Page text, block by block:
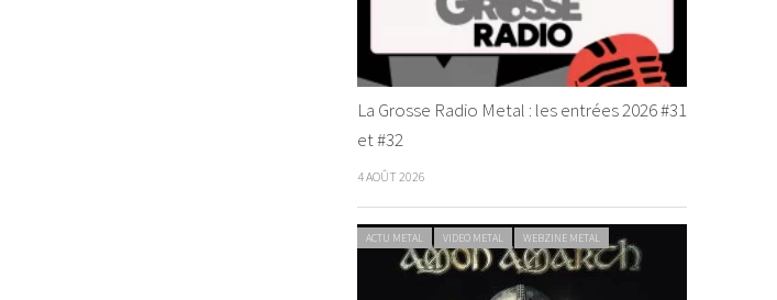
La Grosse Radio Metal : les entrées 2026 #31
et #32
4 AOÛT 2026
ACTU METAL VIDEO METAL WEBZINE METAL